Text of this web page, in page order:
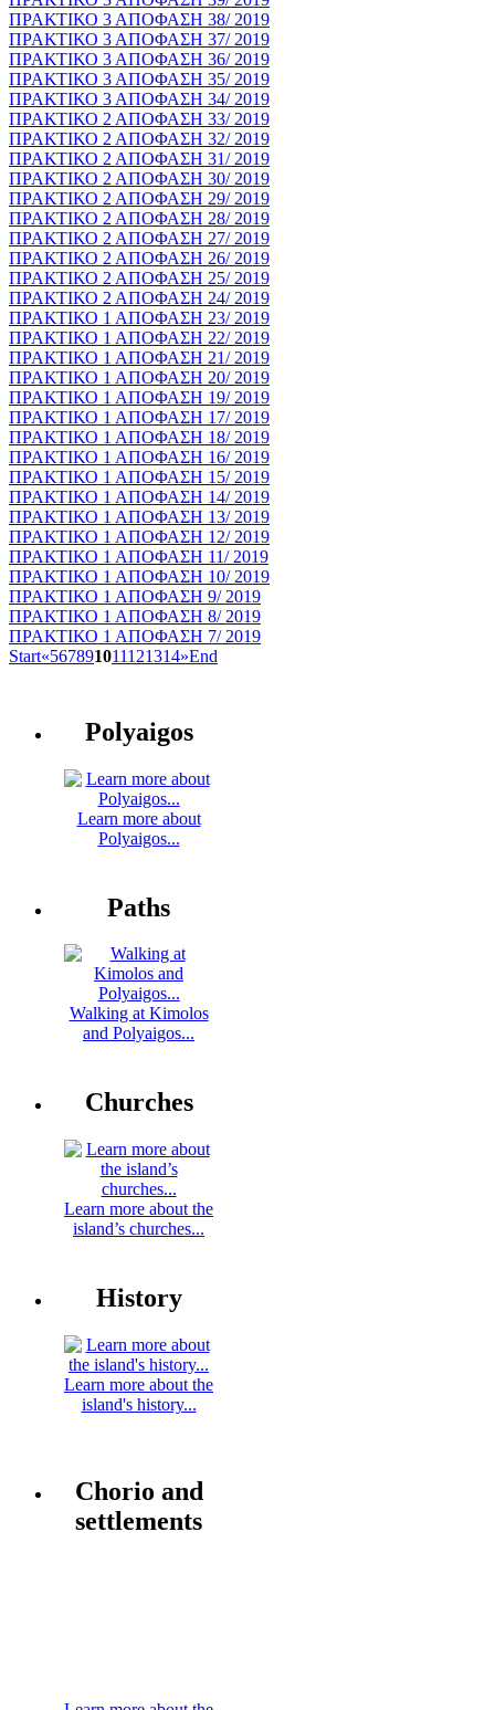
ΠΡΑΚΤΙΚΟ 3 ΑΠΟΦΑΣΗ 38/ 2019
ΠΡΑΚΤΙΚΟ 3 ΑΠΟΦΑΣΗ 37/ 2019
ΠΡΑΚΤΙΚΟ 3 ΑΠΟΦΑΣΗ 36/ 2019
ΠΡΑΚΤΙΚΟ 3 ΑΠΟΦΑΣΗ 35/ 2019
ΠΡΑΚΤΙΚΟ 3 ΑΠΟΦΑΣΗ 34/ 2019
ΠΡΑΚΤΙΚΟ 2 ΑΠΟΦΑΣΗ 33/ 2019
ΠΡΑΚΤΙΚΟ 2 ΑΠΟΦΑΣΗ 32/ 2019
ΠΡΑΚΤΙΚΟ 2 ΑΠΟΦΑΣΗ 31/ 2019
ΠΡΑΚΤΙΚΟ 2 ΑΠΟΦΑΣΗ 30/ 2019
ΠΡΑΚΤΙΚΟ 2 ΑΠΟΦΑΣΗ 29/ 2019
ΠΡΑΚΤΙΚΟ 2 ΑΠΟΦΑΣΗ 28/ 2019
ΠΡΑΚΤΙΚΟ 2 ΑΠΟΦΑΣΗ 27/ 2019
ΠΡΑΚΤΙΚΟ 2 ΑΠΟΦΑΣΗ 26/ 2019
ΠΡΑΚΤΙΚΟ 2 ΑΠΟΦΑΣΗ 25/ 2019
ΠΡΑΚΤΙΚΟ 2 ΑΠΟΦΑΣΗ 24/ 2019
ΠΡΑΚΤΙΚΟ 1 ΑΠΟΦΑΣΗ 23/ 2019
ΠΡΑΚΤΙΚΟ 1 ΑΠΟΦΑΣΗ 22/ 2019
ΠΡΑΚΤΙΚΟ 1 ΑΠΟΦΑΣΗ 21/ 2019
ΠΡΑΚΤΙΚΟ 1 ΑΠΟΦΑΣΗ 20/ 2019
ΠΡΑΚΤΙΚΟ 1 ΑΠΟΦΑΣΗ 19/ 2019
ΠΡΑΚΤΙΚΟ 1 ΑΠΟΦΑΣΗ 17/ 2019
ΠΡΑΚΤΙΚΟ 1 ΑΠΟΦΑΣΗ 18/ 2019
ΠΡΑΚΤΙΚΟ 1 ΑΠΟΦΑΣΗ 16/ 2019
ΠΡΑΚΤΙΚΟ 1 ΑΠΟΦΑΣΗ 15/ 2019
ΠΡΑΚΤΙΚΟ 1 ΑΠΟΦΑΣΗ 14/ 2019
ΠΡΑΚΤΙΚΟ 1 ΑΠΟΦΑΣΗ 13/ 2019
ΠΡΑΚΤΙΚΟ 1 ΑΠΟΦΑΣΗ 12/ 2019
ΠΡΑΚΤΙΚΟ 1 ΑΠΟΦΑΣΗ 11/ 2019
ΠΡΑΚΤΙΚΟ 1 ΑΠΟΦΑΣΗ 10/ 2019
ΠΡΑΚΤΙΚΟ 1 ΑΠΟΦΑΣΗ 9/ 2019
ΠΡΑΚΤΙΚΟ 1 ΑΠΟΦΑΣΗ 8/ 2019
ΠΡΑΚΤΙΚΟ 1 ΑΠΟΦΑΣΗ 7/ 2019
Start«567891011121314»End
Polyaigos
Learn more about
Polyaigos...
Paths
Walking at Kimolos
and Polyaigos...
Churches
Learn more about the
island’s churches...
History
Learn more about the
island's history...
Chorio and
settlements